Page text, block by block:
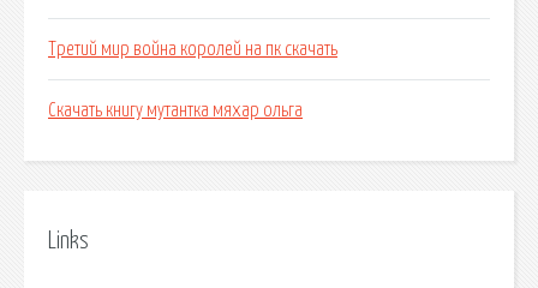
Третий мир война королей на пк скачать
Скачать книгу мутантка мяхар ольга
Links